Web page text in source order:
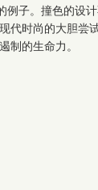
例子。撞色的设
代时尚的大胆尝
制的生命力。